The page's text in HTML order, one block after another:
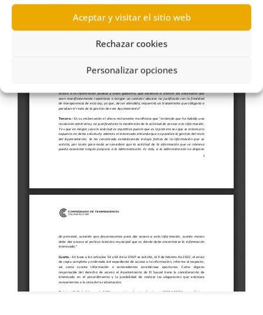
Aceptar y visitar el sitio web
Rechazar cookies
Personalizar opciones